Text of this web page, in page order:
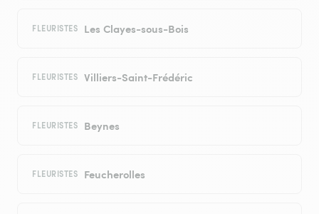
FLEURISTES Les Clayes-sous-Bois
FLEURISTES Villiers-Saint-Frédéric
FLEURISTES Beynes
FLEURISTES Feucherolles